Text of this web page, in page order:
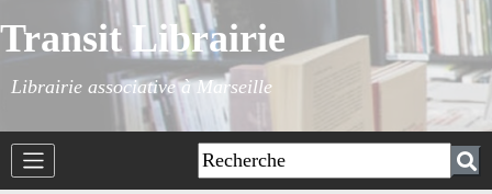
Transit Librairie
Librairie associative à Marseille